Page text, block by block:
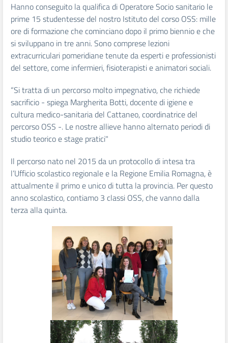
Hanno conseguito la qualifica di Operatore Socio sanitario le
prime 15 studentesse del nostro Istituto del corso OSS: mille
ore di formazione che cominciano dopo il primo biennio e che
si sviluppano in tre anni. Sono comprese lezioni
extracurriculari pomeridiane tenute da esperti e professionisti
del settore, come infermieri, fisioterapisti e animatori sociali.
“Si tratta di un percorso molto impegnativo, che richiede
sacrificio - spiega Margherita Botti, docente di igiene e
cultura medico-sanitaria del Cattaneo, coordinatrice del
percorso OSS -. Le nostre allieve hanno alternato periodi di
studio teorico e stage pratici"
Il percorso nato nel 2015 da un protocollo di intesa tra
l’Ufficio scolastico regionale e la Regione Emilia Romagna, è
attualmente il primo e unico di tutta la provincia. Per questo
anno scolastico, contiamo 3 classi OSS, che vanno dalla
terza alla quinta.